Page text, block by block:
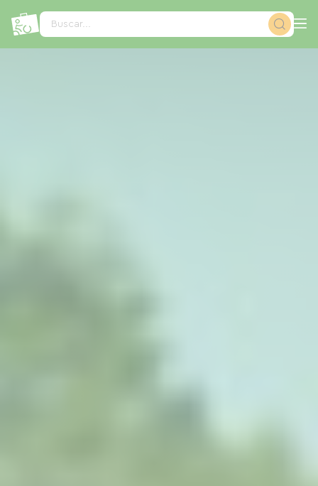
Buscar...
Panel de gestión de cookies